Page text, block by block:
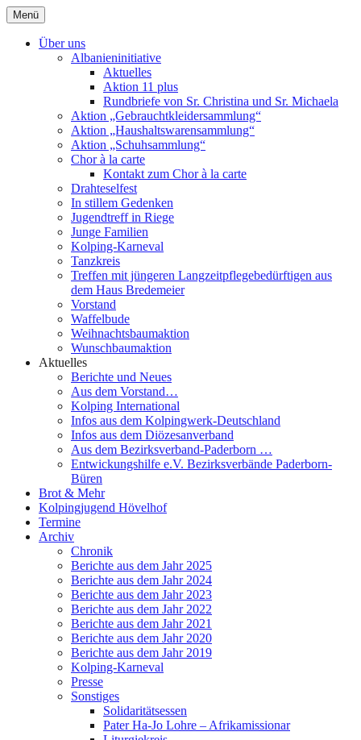
Zum
Inhalt
springen
Menü
Über uns
Albanieninitiative
Aktuelles
Aktion 11 plus
Rundbriefe von Sr. Christina und Sr. Michaela
Aktion „Gebrauchtkleidersammlung“
Aktion „Haushaltswarensammlung“
Aktion „Schuhsammlung“
Chor à la carte
Kontakt zum Chor à la carte
Drahteselfest
In stillem Gedenken
Jugendtreff in Riege
Junge Familien
Kolping-Karneval
Tanzkreis
Treffen mit jüngeren Langzeitpflegebedürftigen aus
dem Haus Bredemeier
Vorstand
Waffelbude
Weihnachtsbaumaktion
Wunschbaumaktion
Aktuelles
Berichte und Neues
Aus dem Vorstand…
Kolping International
Infos aus dem Kolpingwerk-Deutschland
Infos aus dem Diözesanverband
Aus dem Bezirksverband-Paderborn …
Entwickungshilfe e.V. Bezirksverbände Paderborn-
Büren
Brot & Mehr
Kolpingjugend Hövelhof
Termine
Archiv
Chronik
Berichte aus dem Jahr 2025
Berichte aus dem Jahr 2024
Berichte aus dem Jahr 2023
Berichte aus dem Jahr 2022
Berichte aus dem Jahr 2021
Berichte aus dem Jahr 2020
Berichte aus dem Jahr 2019
Kolping-Karneval
Presse
Sonstiges
Solidaritätsessen
Pater Ha-Jo Lohre – Afrikamissionar